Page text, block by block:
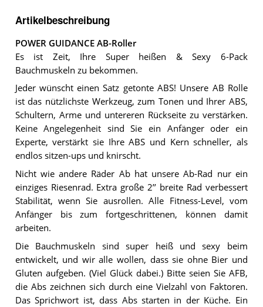
Artikelbeschreibung
POWER GUIDANCE AB-Roller
Es ist Zeit, Ihre Super heißen & Sexy 6-Pack
Bauchmuskeln zu bekommen.
Jeder wünscht einen Satz getonte ABS! Unsere AB Rolle
ist das nützlichste Werkzeug, zum Tonen und Ihrer ABS,
Schultern, Arme und untereren Rückseite zu verstärken.
Keine Angelegenheit sind Sie ein Anfänger oder ein
Experte, verstärkt sie Ihre ABS und Kern schneller, als
endlos sitzen-ups und knirscht.
Nicht wie andere Räder Ab hat unsere Ab-Rad nur ein
einziges Riesenrad. Extra große 2’’ breite Rad verbessert
Stabilität, wenn Sie ausrollen. Alle Fitness-Level, vom
Anfänger bis zum fortgeschrittenen, können damit
arbeiten.
Die Bauchmuskeln sind super heiß und sexy beim
entwickelt, und wir alle wollen, dass sie ohne Bier und
Gluten aufgeben. (Viel Glück dabei.) Bitte seien Sie AFB,
die Abs zeichnen sich durch eine Vielzahl von Faktoren.
Das Sprichwort ist, dass Abs starten in der Küche. Ein